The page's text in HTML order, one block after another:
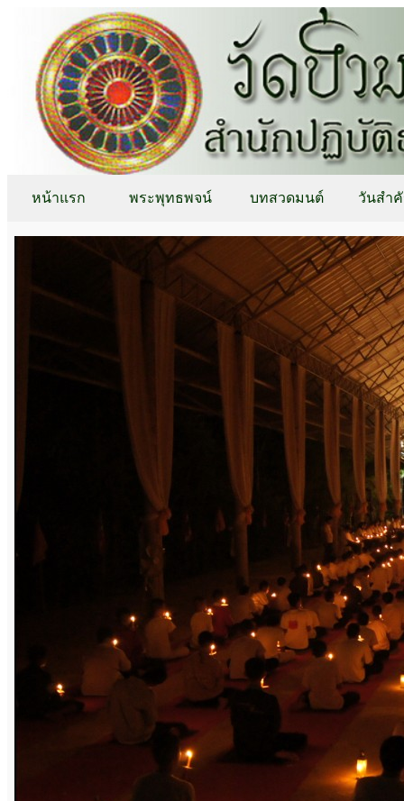
หน้าแรก พระพุทธพจน์ บทสวดมนต์ วันสำ